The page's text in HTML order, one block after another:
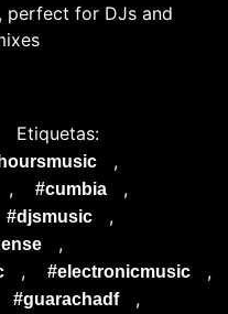
perfect for DJs and
Etiquetas:
,
, #cumbia ,
#djsmusic ,
,
, #electronicmusic ,
#guarachadf ,